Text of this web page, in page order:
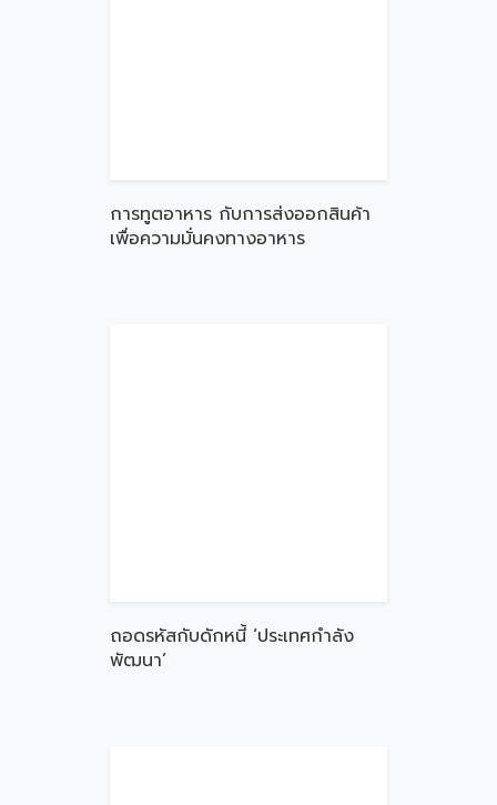
การทูตอาหาร กับการส่งออกสินค้า
เพื่อความมั่นคงทางอาหาร
ถอดรหัสกับดักหนี้ ‘ประเทศกำลัง
พัฒนา’